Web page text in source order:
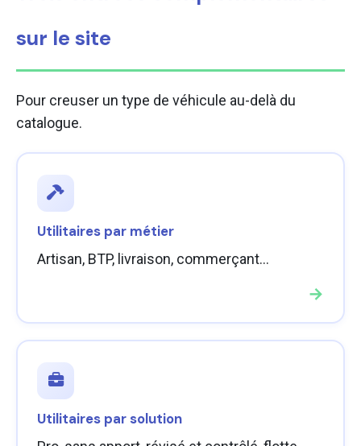
sur le site
Pour creuser un type de véhicule au-delà du
catalogue.
Utilitaires par métier
Artisan, BTP, livraison, commerçant…
→
Utilitaires par solution